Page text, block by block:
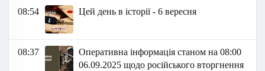
08:54 Цей день в історії - 6 вересня
08:37
Оперативна інформація станом на 08:00
06.09.2025 щодо російського вторгнення